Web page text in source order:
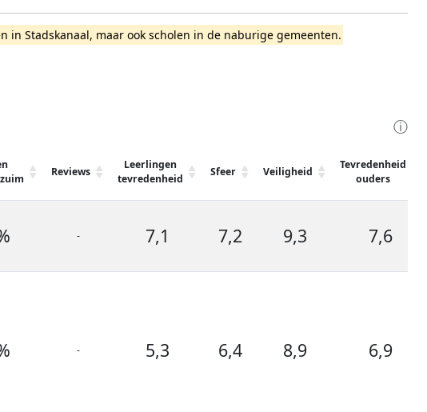
Stadskanaal, maar ook scholen in de naburige gemeenten.
ⓘ
Reviews
Leerlingen
tevredenheid
Sfeer Veiligheid
Tevredenheid
ouders
- 7,1 7,2 9,3 7,6
- 5,3 6,4 8,9 6,9